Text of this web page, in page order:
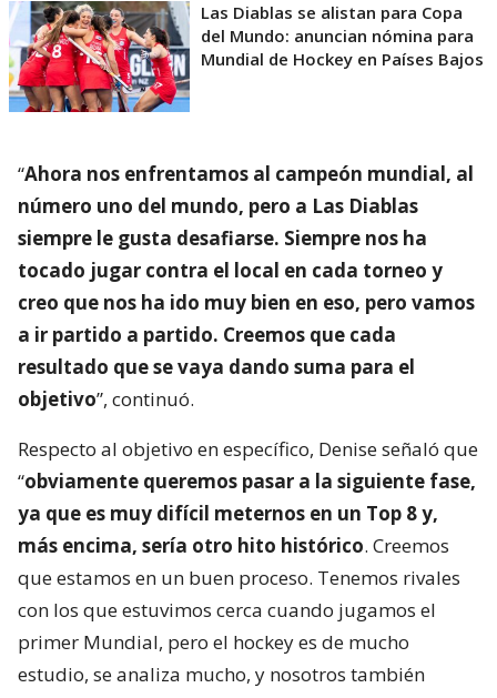
Las Diablas se alistan para Copa
del Mundo: anuncian nómina para
Mundial de Hockey en Países Bajos
“Ahora nos enfrentamos al campeón mundial, al
número uno del mundo, pero a Las Diablas
siempre le gusta desafiarse. Siempre nos ha
tocado jugar contra el local en cada torneo y
creo que nos ha ido muy bien en eso, pero vamos
a ir partido a partido. Creemos que cada
resultado que se vaya dando suma para el
objetivo”, continuó.
Respecto al objetivo en específico, Denise señaló que
“obviamente queremos pasar a la siguiente fase,
ya que es muy difícil meternos en un Top 8 y,
más encima, sería otro hito histórico. Creemos
que estamos en un buen proceso. Tenemos rivales
con los que estuvimos cerca cuando jugamos el
primer Mundial, pero el hockey es de mucho
estudio, se analiza mucho, y nosotros también